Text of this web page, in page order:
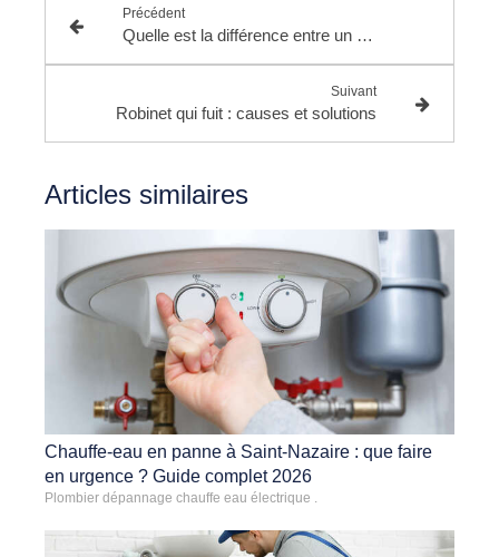
Précédent
Quelle est la différence entre un chauffe-eau électrique et une chaudière ?
Suivant
Robinet qui fuit : causes et solutions
Articles similaires
Chauffe-eau en panne à Saint-Nazaire : que faire
en urgence ? Guide complet 2026
Plombier dépannage chauffe eau électrique .